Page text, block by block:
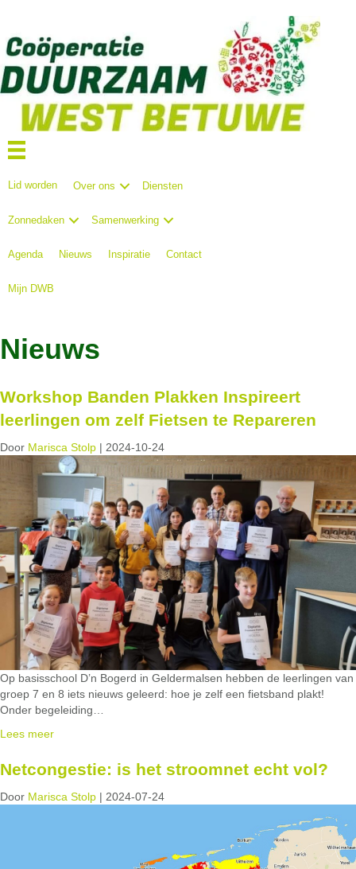
Lid worden Over ons Diensten
Zonnedaken Samenwerking
Agenda Nieuws Inspiratie Contact
Mijn DWB
Nieuws
Workshop Banden Plakken Inspireert
leerlingen om zelf Fietsen te Repareren
Door Marisca Stolp | 2024-10-24
Op basisschool D’n Bogerd in Geldermalsen hebben de leerlingen van
groep 7 en 8 iets nieuws geleerd: hoe je zelf een fietsband plakt!
Onder begeleiding…
Lees meer
Netcongestie: is het stroomnet echt vol?
Door Marisca Stolp | 2024-07-24